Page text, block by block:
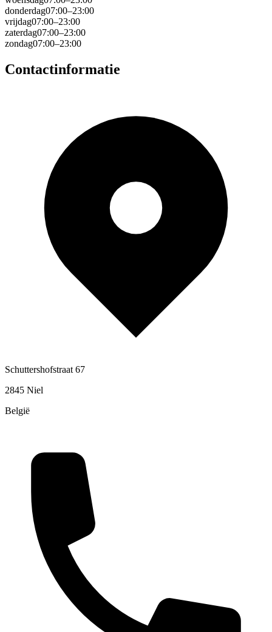
donderdag07:00–23:00
vrijdag07:00–23:00
zaterdag07:00–23:00
zondag07:00–23:00
Contactinformatie
Schuttershofstraat 67
2845 Niel
België